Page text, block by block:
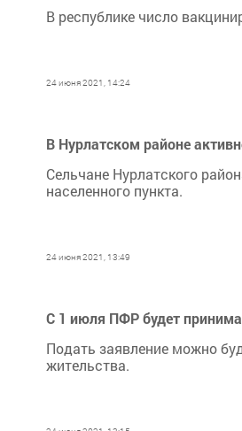
В республике число
24 июня 2021, 14:24
В Нурлатском районе
Сельчане Нурлатского
населенного пункта.
24 июня 2021, 13:49
С 1 июля ПФР будет
Подать заявление можно
жительства.